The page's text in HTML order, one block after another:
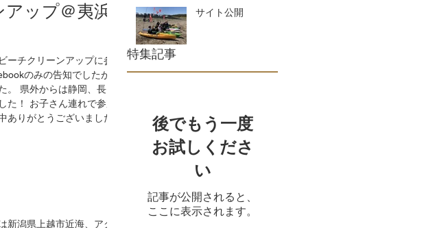
ップ＠夷浜
ーチクリーンアップに参加
、長
で参加
ありがとうございました。
新潟県上越市近海、アクセ
サイト公開
特集記事
後でもう一度
お試しくださ
い
記事が公開されると、
ここに表示されます。